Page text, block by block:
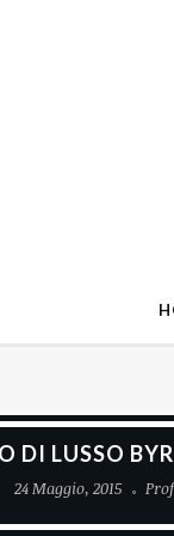
DI LUSSO
24 Maggio, 2015